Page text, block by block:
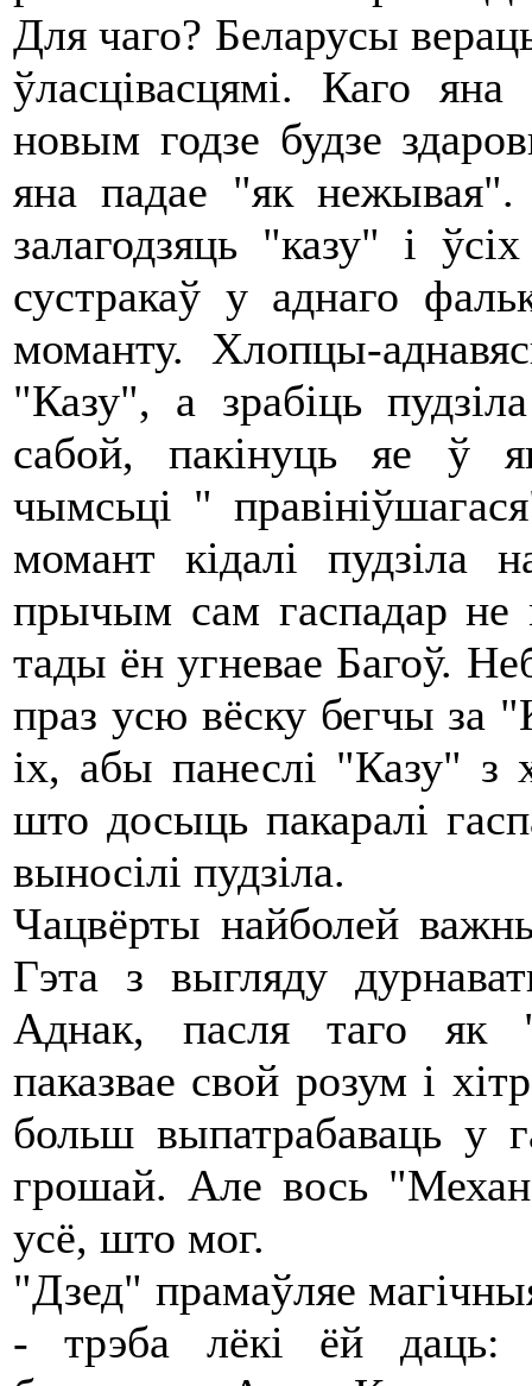
Для чаго? Беларусы
ўласцівасцямі. Каго
новым годзе будзе
яна падае "як
залагодзяць "казу" і
сустракаў у аднаго
моманту. Хлопцы-
"Казу", а зрабіць
сабой, пакінуць яе ў
чымсьці "
момант кідалі пудзіла
прычым сам гаспадар
тады ён угневае Багоў.
праз усю вёску бегчы за
іх, абы панеслі "Казу"
што досыць пакаралі
выносілі пудзіла.
Чацвёрты найболей
Гэта з выгляду
Аднак, пасля таго як
паказвае свой розум і
больш выпатрабаваць у
грошай. Але вось
усё, што мог.
"Дзед" прамаўляе
- трэба лёкi ёй даць: